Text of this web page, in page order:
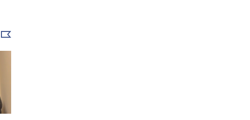
Выбрать